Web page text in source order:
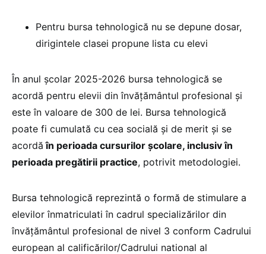
Pentru bursa tehnologică nu se depune dosar,
dirigintele clasei propune lista cu elevi
În anul școlar 2025-2026 bursa tehnologică se
acordă pentru elevii din învățământul profesional și
este în valoare de 300 de lei. Bursa tehnologică
poate fi cumulată cu cea socială și de merit și se
acordă în perioada cursurilor școlare, inclusiv în
perioada pregătirii practice, potrivit metodologiei.
Bursa tehnologică reprezintă o formă de stimulare a
elevilor înmatriculati în cadrul specializărilor din
învățământul profesional de nivel 3 conform Cadrului
european al calificărilor/Cadrului national al